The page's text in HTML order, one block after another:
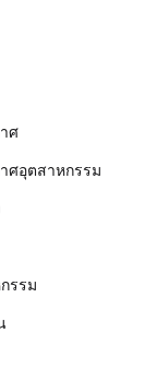
ศ
ศอุตสาหกรรม
รรม